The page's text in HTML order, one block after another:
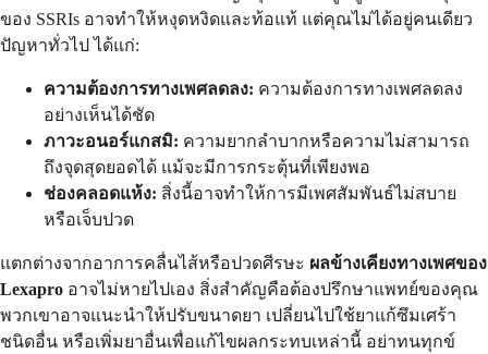
ของ SSRIs อาจทำให้หงุดหงิดและท้อแท้ แต่คุณไม่ได้อยู่คนเดียว
ปัญหาทั่วไป ได้แก่:
ความต้องการทางเพศลดลง: ความต้องการทางเพศลดลง
อย่างเห็นได้ชัด
ภาวะอนอร์แกสมิ: ความยากลำบากหรือความไม่สามารถ
ถึงจุดสุดยอดได้ แม้จะมีการกระตุ้นที่เพียงพอ
ช่องคลอดแห้ง: สิ่งนี้อาจทำให้การมีเพศสัมพันธ์ไม่สบาย
หรือเจ็บปวด
แตกต่างจากอาการคลื่นไส้หรือปวดศีรษะ ผลข้างเคียงทางเพศของ
Lexapro อาจไม่หายไปเอง สิ่งสำคัญคือต้องปรึกษาแพทย์ของคุณ
พวกเขาอาจแนะนำให้ปรับขนาดยา เปลี่ยนไปใช้ยาแก้ซึมเศร้า
ชนิดอื่น หรือเพิ่มยาอื่นเพื่อแก้ไขผลกระทบเหล่านี้ อย่าทนทุกข์